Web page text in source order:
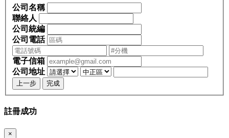
公司名稱
聯絡人
公司統編
公司電話
電子信箱
公司地址
上一步 完成
註冊成功
×